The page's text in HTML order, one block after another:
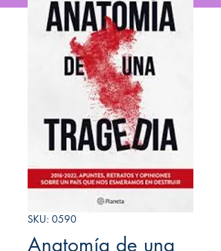
SKU: 0590
Anatomía de una